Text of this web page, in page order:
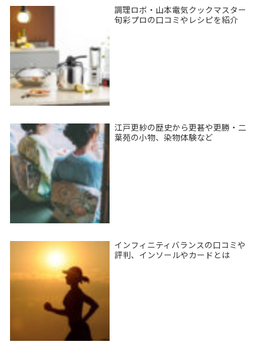
調理ロボ・山本電気クックマスター
旬彩プロの口コミやレシピを紹介
江戸更紗の歴史から更甚や更勝・二
葉苑の小物、染物体験など
インフィニティバランスの口コミや
評判、インソールやカードとは